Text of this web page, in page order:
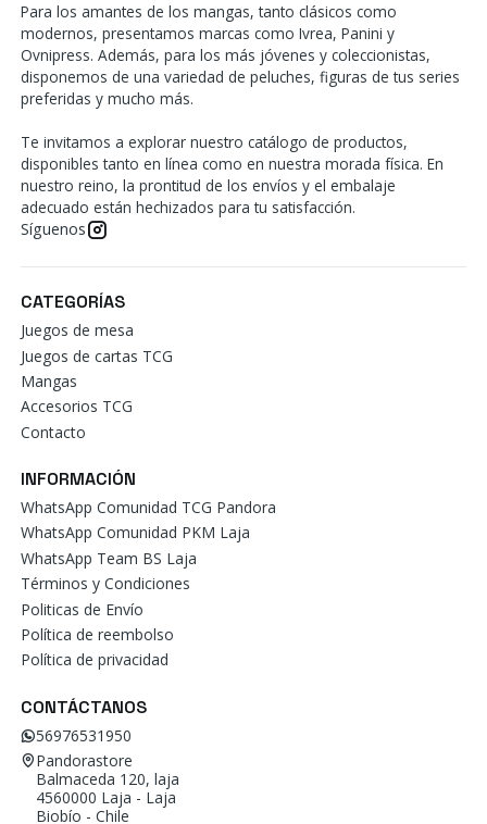
Para los amantes de los mangas, tanto clásicos como
modernos, presentamos marcas como Ivrea, Panini y
Ovnipress. Además, para los más jóvenes y coleccionistas,
disponemos de una variedad de peluches, figuras de tus series
preferidas y mucho más.
Te invitamos a explorar nuestro catálogo de productos,
disponibles tanto en línea como en nuestra morada física. En
nuestro reino, la prontitud de los envíos y el embalaje
adecuado están hechizados para tu satisfacción.
Síguenos
CATEGORÍAS
Juegos de mesa
Juegos de cartas TCG
Mangas
Accesorios TCG
Contacto
INFORMACIÓN
WhatsApp Comunidad TCG Pandora
WhatsApp Comunidad PKM Laja
WhatsApp Team BS Laja
Términos y Condiciones
Politicas de Envío
Política de reembolso
Política de privacidad
CONTÁCTANOS
56976531950
Pandorastore
Balmaceda 120, laja
4560000 Laja - Laja
Biobío - Chile